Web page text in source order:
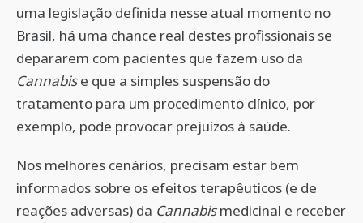
uma legislação definida nesse atual momento no
Brasil, há uma chance real destes profissionais se
depararem com pacientes que fazem uso da
Cannabise que a simples suspensão do
tratamento para um procedimento clínico, por
exemplo, pode provocar prejuízos à saúde.
Nos melhores cenários, precisam estar bem
informados sobre os efeitos terapêuticos (e de
reações adversas) da Cannabismedicinal e receber